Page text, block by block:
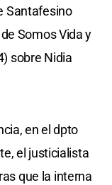
Santafesino
Somos Vida y
sobre Nidia
en el dpto
el justicialista
que la interna